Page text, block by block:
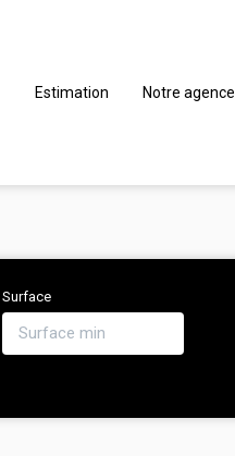
Estimation Notre agence
Surface